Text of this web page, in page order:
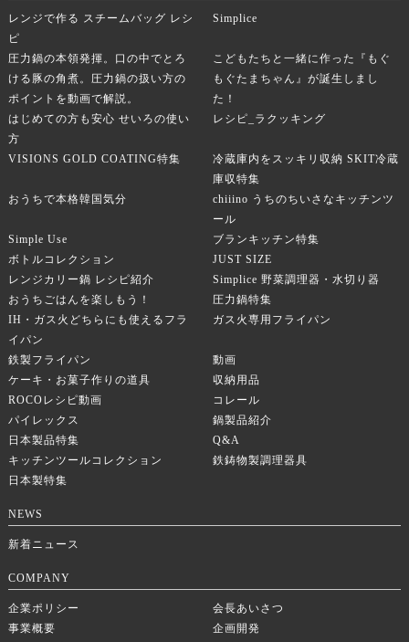
レンジで作る スチームバッグ レシ
ピ
Simplice
圧力鍋の本領発揮。口の中でとろ
ける豚の角煮。圧力鍋の扱い方の
ポイントを動画で解説。
こどもたちと一緒に作った『もぐ
もぐたまちゃん』が誕生しまし
た！
はじめての方も安心 せいろの使い
方
レシピ_ラクッキング
VISIONS GOLD COATING特集
冷蔵庫内をスッキリ収納 SKIT冷蔵
庫収特集
おうちで本格韓国気分
chiiino うちのちいさなキッチンツ
ール
Simple Use
ブランキッチン特集
ボトルコレクション
JUST SIZE
レンジカリー鍋 レシピ紹介
Simplice 野菜調理器・水切り器
おうちごはんを楽しもう！
圧力鍋特集
IH・ガス火どちらにも使えるフラ
イパン
ガス火専用フライパン
鉄製フライパン
動画
ケーキ・お菓子作りの道具
収納用品
ROCOレシピ動画
コレール
パイレックス
鍋製品紹介
日本製品特集
Q&A
キッチンツールコレクション
鉄鋳物製調理器具
日本製特集
NEWS
新着ニュース
COMPANY
企業ポリシー
会長あいさつ
事業概要
企画開発